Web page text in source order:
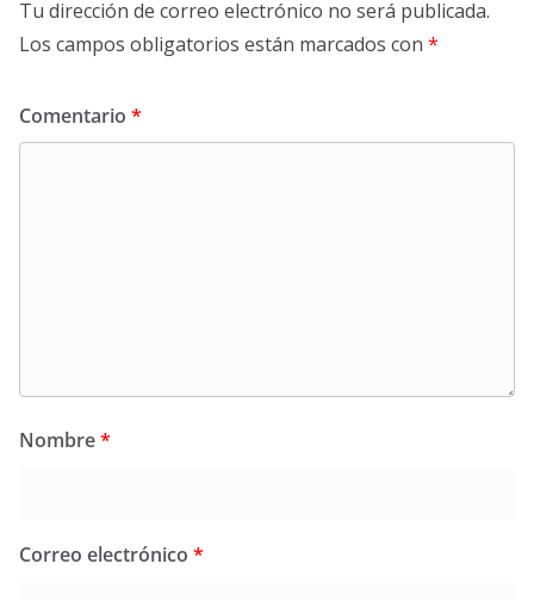
Tu dirección de correo electrónico no será publicada.
Los campos obligatorios están marcados con *
Comentario *
Nombre*
Correo electrónico *